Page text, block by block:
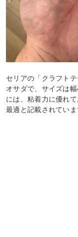
セリアの「クラフト
オサダで、サイズは
には、粘着力に優れ
最適と記載されていま